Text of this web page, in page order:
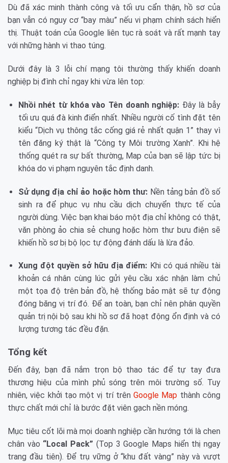
Dù đã xác minh thành công và tối ưu cẩn thận, hồ sơ của
bạn vẫn có nguy cơ “bay màu” nếu vi phạm chính sách hiển
thị. Thuật toán của Google liên tục rà soát và rất mạnh tay
với những hành vi thao túng.
Dưới đây là 3 lỗi chí mạng tôi thường thấy khiến doanh
nghiệp bị đình chỉ ngay khi vừa lên top:
Nhồi nhét từ khóa vào Tên doanh nghiệp: Đây là bẫy
tối ưu quá đà kinh điển nhất. Nhiều người cố tình đặt tên
kiểu “Dịch vụ thông tắc cống giá rẻ nhất quận 1” thay vì
tên đăng ký thật là “Công ty Môi trường Xanh”. Khi hệ
thống quét ra sự bất thường, Map của bạn sẽ lập tức bị
khóa do vi phạm nguyên tắc định danh.
Sử dụng địa chỉ ảo hoặc hòm thư: Nền tảng bản đồ số
sinh ra để phục vụ nhu cầu dịch chuyển thực tế của
người dùng. Việc bạn khai báo một địa chỉ không có thật,
văn phòng ảo chia sẻ chung hoặc hòm thư bưu điện sẽ
khiến hồ sơ bị bộ lọc tự động đánh dấu là lừa đảo.
Xung đột quyền sở hữu địa điểm: Khi có quá nhiều tài
khoản cá nhân cùng lúc gửi yêu cầu xác nhận làm chủ
một tọa độ trên bản đồ, hệ thống bảo mật sẽ tự động
đóng băng vị trí đó. Để an toàn, bạn chỉ nên phân quyền
quản trị nội bộ sau khi hồ sơ đã hoạt động ổn định và có
lượng tương tác đều đặn.
Tổng kết
Đến đây, bạn đã nắm trọn bộ thao tác để tự tay đưa
thương hiệu của mình phủ sóng trên môi trường số. Tuy
nhiên, việc khởi tạo một vị trí trênGoogle Map thành công
thực chất mới chỉ là bước đặt viên gạch nền móng.
Mục tiêu cốt lõi mà mọi doanh nghiệp cần hướng tới là chen
chân vào “Local Pack” (Top 3 Google Maps hiển thị ngay
trang đầu tiên). Để trụ vững ở “khu đất vàng” này và vượt